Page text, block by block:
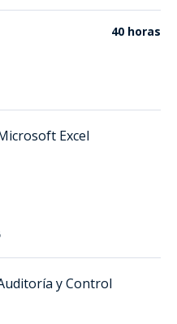
40 horas
Excel
y Control